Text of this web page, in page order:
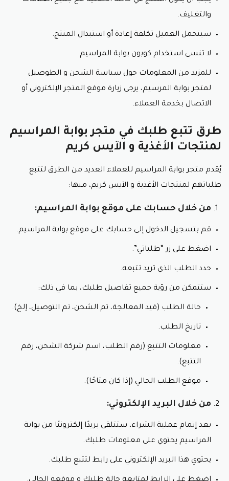
أشهر عطور مراسيم الرجالية
عطر أفينتو:
عطر أكوا دي جيو:
المكونات البحرية.
استفد من الخصومات مع قسيمة شراء بوابة المراسيم
عطر بوس بوتل بلاك:
عطر حار غني برائحة التوابل و الأعشاب و خشب الصندل.
عطر ديور سوفاج:
عطر شرقي غني برائحة العود و التوابل و خشب الصندل.
لا تنسى استعمال قسيمة شراء بوابة المراسيم
و يمكنك أيضًا العثور على المزيد من عطور مراسيم الرجالية
على موقع بوابة المراسيم الإلكتروني أو تطبيق بوابة
المراسيم .
والتغليف.
سيتحمل العميل تكلفة إعادة أو استبدال المنتج.
لا تنسى استخدام كوبون بوابة المراسيم
للمزيد من المعلومات حول سياسة الشحن و الطوصيل
لمتجر بوابة المرسيم، يرجى زيارة موقع المتجر الإلكتروني أو
الاتصال بخدمة العملاء.
طرق تتبع طلبك في متجر بوابة المراسيم
لمنتجات الأغذية و الآيس كريم
يُقدم متجر بوابة المراسيم للعملاء العديد من الطرق لتتبع
طلباتهم لمنتجات الأغذية و الآيس كريم، منها:
من خلال حسابك على موقع بوابة المراسيم:
قم بتسجيل الدخول إلى حسابك على موقع بوابة المراسيم.
اضغط على زر “طلباتي”.
حدد الطلب الذي تريد تتبعه.
ستتمكن من رؤية جميع تفاصيل طلبك، بما في ذلك:
حالة الطلب (قيد المعالجة، تم الشحن، تم التوصيل، إلخ).
تاريخ الطلب.
معلومات التتبع (رقم الطلب، اسم شركة الشحن، رقم
التتبع).
موقع الطلب الحالي (إذا كان متاحًا).
من خلال البريد الإلكتروني:
بعد إتمام عملية الشراء، ستتلقى بريدًا إلكترونيًا من بوابة
المراسيم يحتوي على معلومات طلبك.
يحتوي هذا البريد الإلكتروني على رابط لتتبع طلبك.